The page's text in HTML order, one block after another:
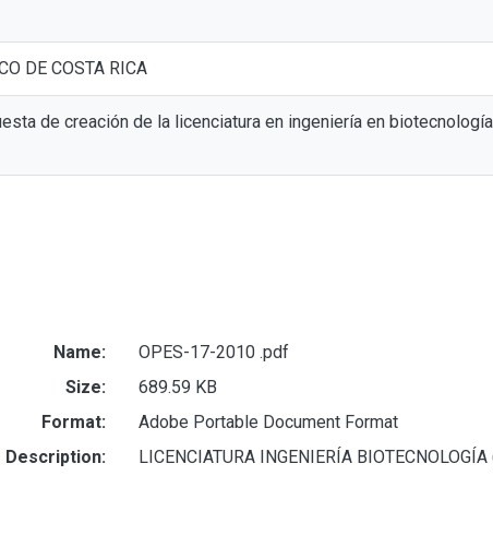
DE COSTA RICA
de creación de la licenciatura en ingeniería en
Name:
OPES-17-2010 .pdf
Size:
689.59 KB
Format:
Adobe Portable Document Format
Description:
LICENCIATURA INGENIERÍA BIOTECNOLOGÍA